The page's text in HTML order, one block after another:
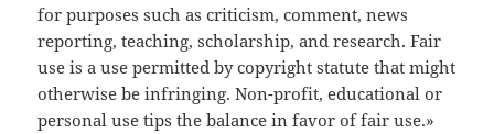
for purposes such as criticism, comment, news
reporting, teaching, scholarship, and research. Fair
use is a use permitted by copyright statute that might
otherwise be infringing. Non-profit, educational or
personal use tips the balance in favor of fair use.»